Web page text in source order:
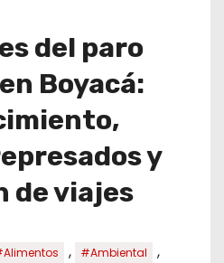
del paro
Boyacá:
y
de viajes
, #Ambiental ,